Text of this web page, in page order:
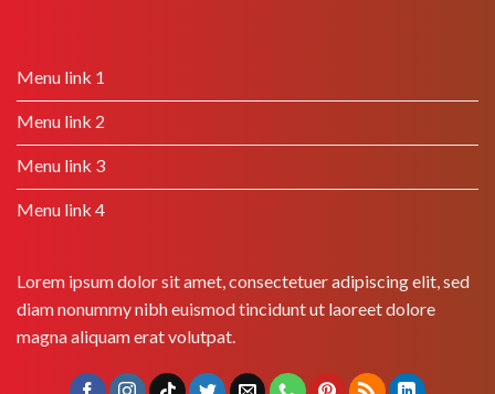
Menu link 1
Menu link 2
Menu link 3
Menu link 4
Lorem ipsum dolor sit amet, consectetuer adipiscing elit, sed
diam nonummy nibh euismod tincidunt ut laoreet dolore
magna aliquam erat volutpat.